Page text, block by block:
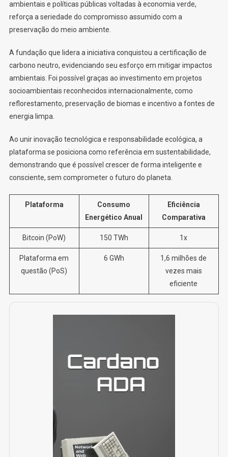
ambientais e políticas públicas voltadas à economia verde,
reforça a seriedade do compromisso assumido com a
preservação do meio ambiente.
A fundação que lidera a iniciativa conquistou a certificação de
carbono neutro, evidenciando seu esforço em mitigar impactos
ambientais. Foi possível graças ao investimento em projetos
socioambientais reconhecidos internacionalmente, como
reflorestamento, preservação de biomas e incentivo a fontes de
energia limpa.
Ao unir inovação tecnológica e responsabilidade ecológica, a
plataforma se posiciona como referência em sustentabilidade,
demonstrando que é possível crescer de forma inteligente e
consciente, sem comprometer o futuro do planeta.
Plataforma
Consumo
Energético Anual
Eficiência
Comparativa
Bitcoin (PoW) 150 TWh 1x
Plataforma em
questão (PoS)
6 GWh
1,6 milhões de
vezes mais
eficiente